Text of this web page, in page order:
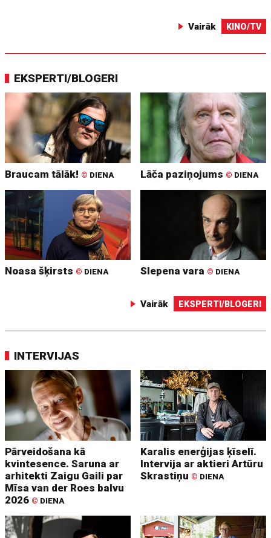
Vairāk KINO/TV
EKSPERTI/BLOGERI
Braucam tālāk! © DIENA Lāča paziņojums © DIENA
Noasa šķirsts © DIENA Slepena vara © DIENA
Vairāk EKSPERTI/BLOGERI
INTERVIJAS
Pārveidošana kā
kvintesence. Saruna ar
arhitekti Zaigu Gaili par
Mīsa van der Roes balvu
2026 © DIENA
Karalis enerģijas ķīselī.
Intervija ar aktieri Artūru
Skrastiņu © DIENA